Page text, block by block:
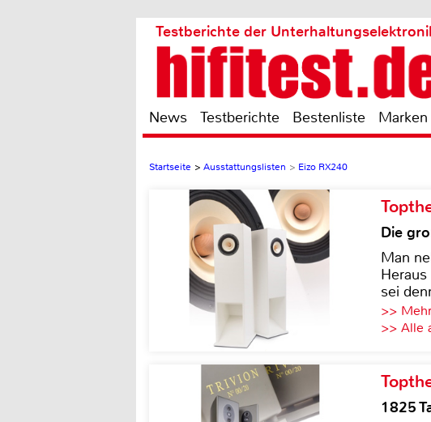
Testberichte der
News Testberichte Bestenliste Marken
Startseite > Ausstattungslisten > Eizo RX240
Die
Man
sei
>>
>> Alle
1825